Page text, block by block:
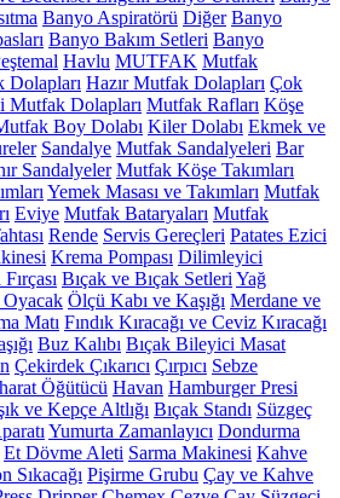
Banyo Aspiratörü Diğer Banyo
Banyo Bakım Setleri Banyo
Havlu MUTFAK Mutfak
Dolapları Hazır Mutfak Dolapları Çok
Mutfak Dolapları Mutfak Rafları Köşe
Boy Dolabı Kiler Dolabı Ekmek ve
Sandalye Mutfak Sandalyeleri Bar
Sandalyeler Mutfak Köşe Takımları
Yemek Masası ve Takımları Mutfak
Eviye Mutfak Bataryaları Mutfak
Rende Servis Gereçleri Patates Ezici
Krema Pompası Dilimleyici
Bıçak ve Bıçak Setleri Yağ
Ölçü Kabı ve Kaşığı Merdane ve
Matı Fındık Kıracağı ve Ceviz Kıracağı
Buz Kalıbı Bıçak Bileyici Masat
Çekirdek Çıkarıcı Çırpıcı Sebze
Öğütücü Havan Hamburger Presi
ve Kepçe Altlığı Bıçak Standı Süzgeç
Yumurta Zamanlayıcı Dondurma
Et Dövme Aleti Sarma Makinesi Kahve
Sıkacağı Pişirme Grubu Çay ve Kahve